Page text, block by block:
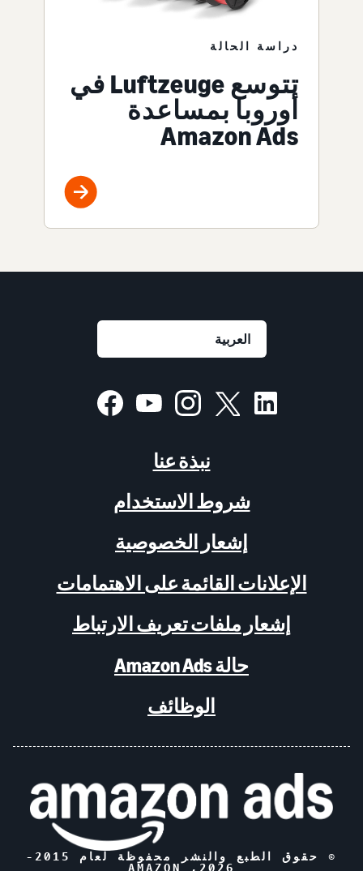
دراسة الحالة
تتوسع Luftzeuge في
أوروبا بمساعدة
Amazon Ads
نبذة عنا
شروط الاستخدام
إشعار الخصوصية
الإعلانات القائمة على الاهتمامات
إشعار ملفات تعريف الارتباط
حالة Amazon Ads
الوظائف
© حقوق الطبع والنشر محفوظة لعام 2015-
2026
, AMAZON